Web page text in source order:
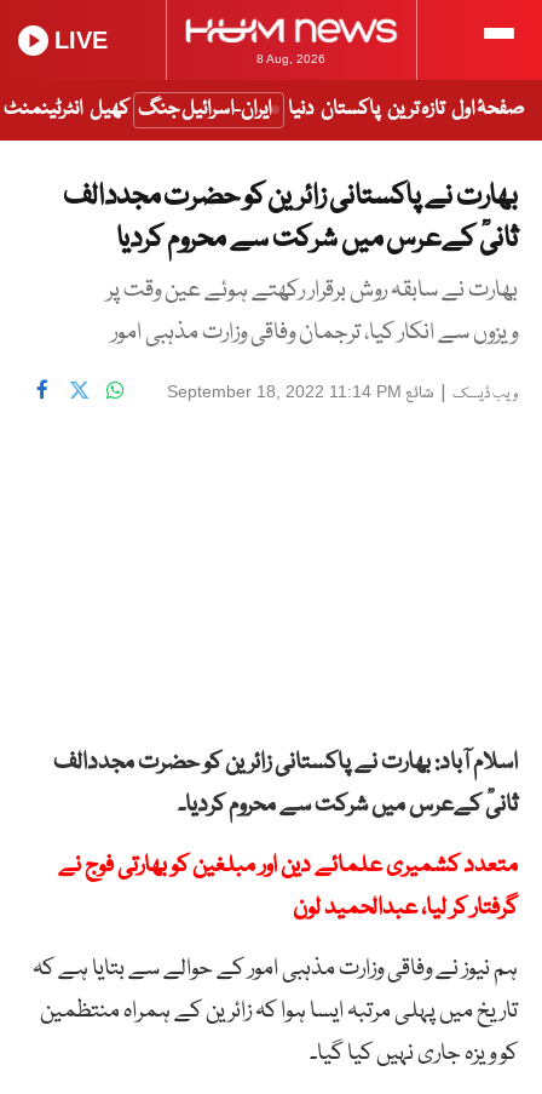
8 Aug, 2026
LIVE
صفحۂ اول تازہ ترین پاکستان دنیا ایران-اسرائیل جنگ کھیل انٹرٹینمنٹ
بھارت نے پاکستانی زائرین کو حضرت مجددالف
ثانیؒ کےعرس میں شرکت سے محروم کردیا
بھارت نے سابقہ روش برقرار رکھتے ہوئے عین وقت پر
ویزوں سے انکار کیا، ترجمان وفاقی وزارت مذہبی امور
ویب ڈیسک | شائع September 18, 2022 11:14 PM
اسلام آباد: بھارت نے پاکستانی زائرین کو حضرت مجددالف
ثانیؒ کےعرس میں شرکت سے محروم کردیا۔
متعدد کشمیری علمائے دین اور مبلغین کو بھارتی فوج نے
گرفتار کر لیا، عبدالحمید لون
ہم نیوز نے وفاقی وزارت مذہبی امور کے حوالے سے بتایا ہے کہ
تاریخ میں پہلی مرتبہ ایسا ہوا کہ زائرین کے ہمراہ منتظمین
کو ویزہ جاری نہیں کیا گیا۔